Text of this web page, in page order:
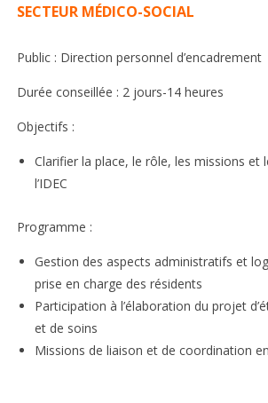
SECTEUR MÉDICO-SOCIAL
Public : Direction personnel d’encadrement
Durée conseillée : 2 jours-14 heures
Objectifs :
Clarifier la place, le rôle, les missions et
l’IDEC
Programme :
Gestion des aspects administratifs et
prise en charge des résidents
Participation à l’élaboration du projet
et de soins
Missions de liaison et de coordination